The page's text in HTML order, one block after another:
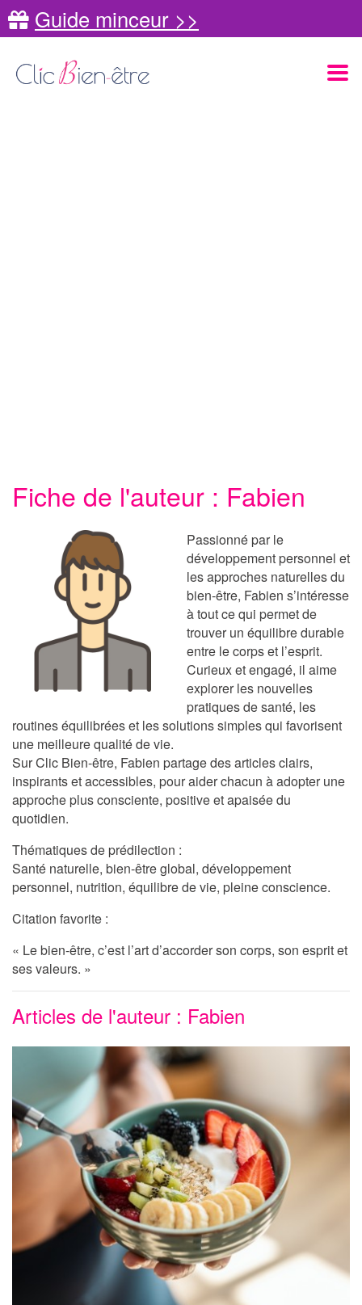
Guide minceur >>
Fiche de l'auteur : Fabien
Passionné par le
développement personnel et
les approches naturelles du
bien-être, Fabien s’intéresse
à tout ce qui permet de
trouver un équilibre durable
entre le corps et l’esprit.
Curieux et engagé, il aime
explorer les nouvelles
pratiques de santé, les
routines équilibrées et les solutions simples qui favorisent
une meilleure qualité de vie.
SurClic Bien-être, Fabien partage des articles clairs,
inspirants et accessibles, pour aider chacun à adopter une
approche plus consciente, positive et apaisée du
quotidien.
Thématiques de prédilection :
Santé naturelle, bien-être global, développement
personnel, nutrition, équilibre de vie, pleine conscience.
Citation favorite :
« Le bien-être, c’est l’art d’accorder son corps, son esprit et
ses valeurs. »
Articles de l'auteur : Fabien